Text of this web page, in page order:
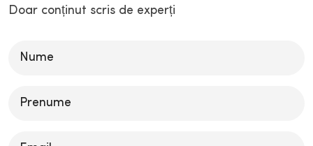
Doar conținut scris de experți
Please
field